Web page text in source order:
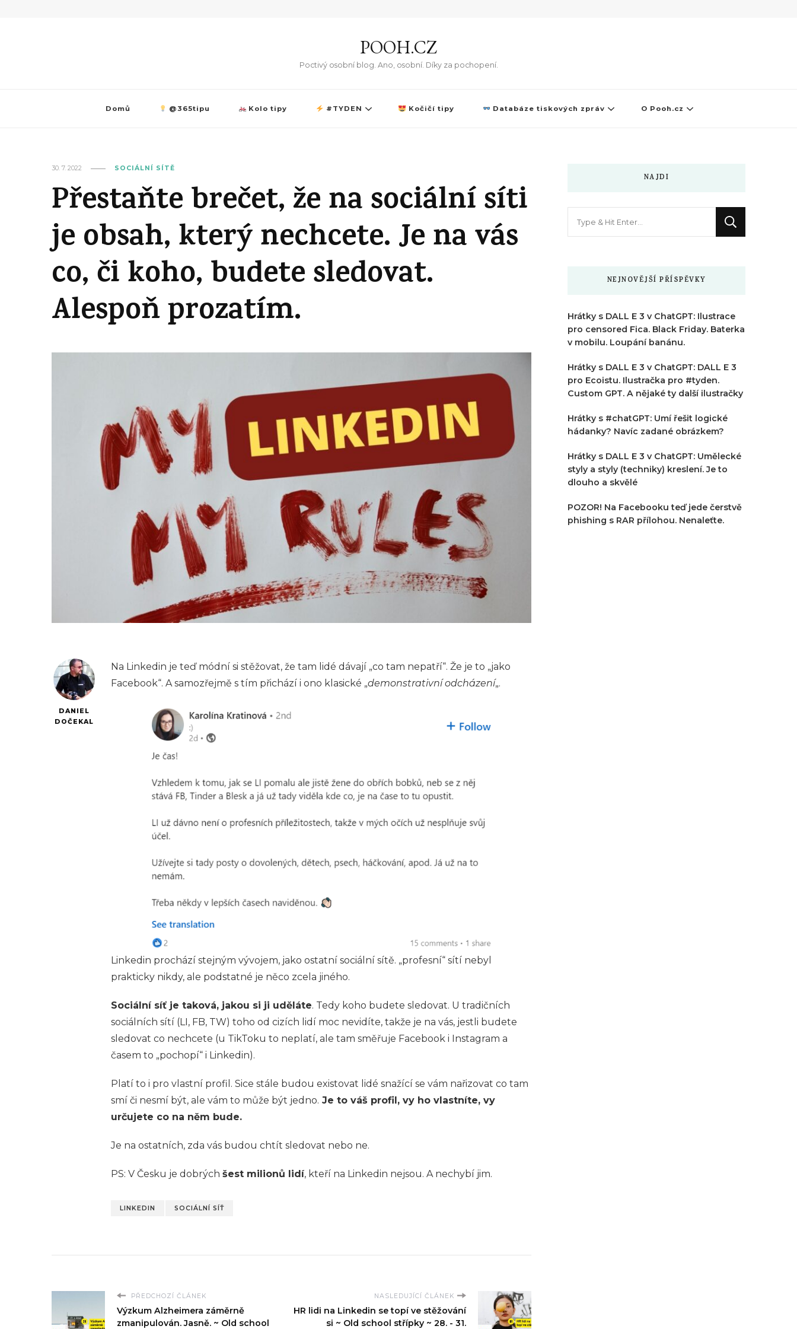
POOH.CZ
Poctivý osobní blog. Ano, osobní. Díky za pochopení.
Domů @365tipu Kolo tipy #TYDEN Kočičí tipy Databáze tiskových zpráv O Pooh.cz
30. 7. 2022 SOCIÁLNÍ SÍTĚ
Přestaňte brečet, že na sociální síti
je obsah, který nechcete. Je na vás
co, či koho, budete sledovat.
Alespoň prozatím.
DANIEL
DOČEKAL
Na Linkedin je teď módní si stěžovat, že tam lidé dávají „co tam nepatří“. Že je to „jako
Facebook“. A samozřejmě s tím přichází i ono klasické „demonstrativní odcházení„.
Linkedin prochází stejným vývojem, jako ostatní sociální sítě. „profesní“ sítí nebyl
prakticky nikdy, ale podstatné je něco zcela jiného.
Sociální síť je taková, jakou si ji uděláte. Tedy koho budete sledovat. U tradičních
sociálních sítí (LI, FB, TW) toho od cizích lidí moc nevidíte, takže je na vás, jestli budete
sledovat co nechcete (u TikToku to neplatí, ale tam směřuje Facebook i Instagram a
časem to „pochopí“ i Linkedin).
Platí to i pro vlastní profil. Sice stále budou existovat lidé snažící se vám nařizovat co tam
smí či nesmí být, ale vám to může být jedno. Je to váš profil, vy ho vlastníte, vy
určujete co na něm bude.
Je na ostatních, zda vás budou chtít sledovat nebo ne.
PS: V Česku je dobrých šest milionů lidí, kteří na Linkedin nejsou. A nechybí jim.
LINKEDIN SOCIÁLNÍ SÍŤ
PŘEDCHOZÍ ČLÁNEK
Výzkum Alzheimera záměrně
zmanipulován. Jasně. ~ Old school
NASLEDUJÍCÍ ČLÁNEK
HR lidi na Linkedin se topí ve stěžování
si ~ Old school střípky ~ 28. - 31.
NAJDI
NEJNOVĚJŠÍ PŘÍSPĚVKY
Hrátky s DALL E 3 v ChatGPT: Ilustrace
pro censored Fica. Black Friday. Baterka
v mobilu. Loupání banánu.
Hrátky s DALL E 3 v ChatGPT: DALL E 3
pro Ecoistu. Ilustračka pro #tyden.
Custom GPT. A nějaké ty další ilustračky
Hrátky s #chatGPT: Umí řešit logické
hádanky? Navíc zadané obrázkem?
Hrátky s DALL E 3 v ChatGPT: Umělecké
styly a styly (techniky) kreslení. Je to
dlouho a skvělé
POZOR! Na Facebooku teď jede čerstvě
phishing s RAR přílohou. Nenaleťte.